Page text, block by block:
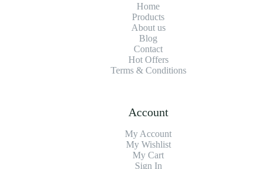
Home
Products
About us
Blog
Contact
Hot Offers
Terms & Conditions
Account
My Account
My Wishlist
My Cart
Sign In